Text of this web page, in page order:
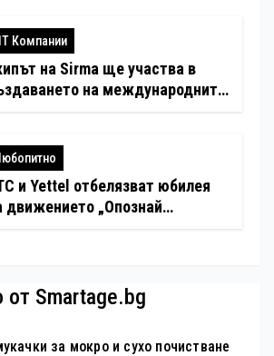
Компании
на Sirma ще участва в
на международните
и Yettel отбелязват юбилея
движението „Опознай
от Smartage.bg
за мокро и сухо почистване